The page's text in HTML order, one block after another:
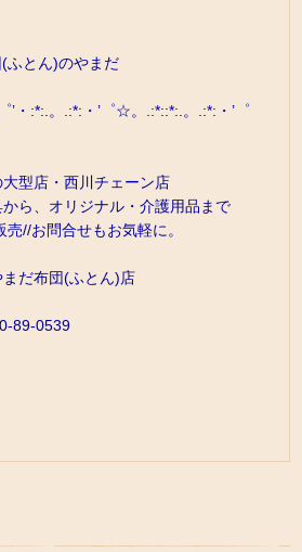
とん)のやまだ
’・:*:.。.:*:・’゜☆。.:*::*:.。.:*:・’゜
型店・西川チェーン店
ら、オリジナル・介護用品まで
//お問合せもお気軽に。
布団(ふとん)店
89-0539